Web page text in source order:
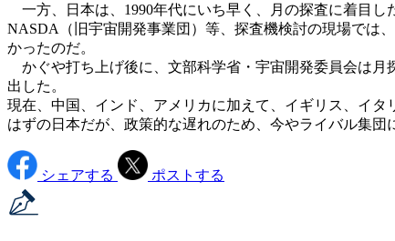
一方、日本は、1990年代にいち早く、月の探査に着目し
NASDA（旧宇宙開発事業団）等、探査機検討の現場では
かったのだ。
かぐや打ち上げ後に、文部科学省・宇宙開発委員会は月
出した。
現在、中国、インド、アメリカに加えて、イギリス、イ
はずの日本だが、政策的な遅れのため、今やライバル集団
シェアする ポストする